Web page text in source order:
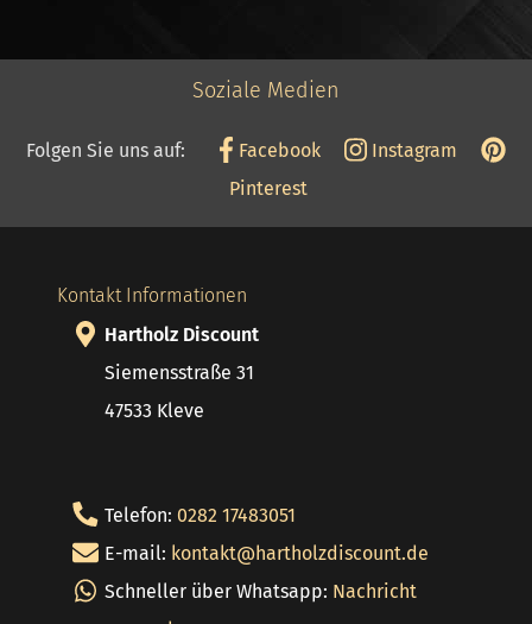
Soziale Medien
Folgen Sie uns auf: Facebook
Instagram
Pinterest
Kontakt Informationen
Hartholz Discount
Siemensstraße 31
47533 Kleve
Telefon: 0282 17483051
E-mail: kontakt@hartholzdiscount.de
Schneller über Whatsapp: Nachricht